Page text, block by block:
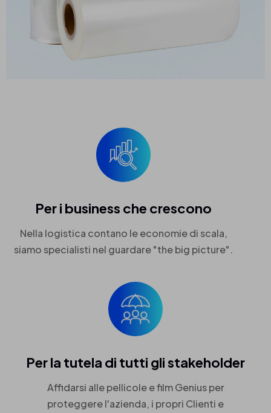
Per i business che crescono
Nella logistica contano le economie di scala,
siamo specialisti nel guardare "the big picture".
Per la tutela di tutti gli stakeholder
Affidarsi alle pellicole e film Genius per
proteggere l'azienda, i propri Clienti e